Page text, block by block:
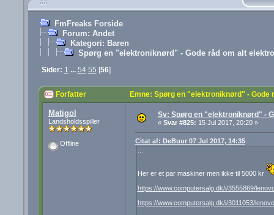
FmFreaks Forside
Forum: Andet
Kategori: Baren
Spørg en "elektroniknørd" - Gode råd om alt
Sider: 1 ... 54 55 [56]
Forfatter Emne: Spørg en "elektroniknørd" -
Matigol
Landsholdsspiller
Offline
Sv: Spørg en "elektroniknørd" -
« Svar #825: 15 Jul 2017, 20:20 »
Citat af: DeBuur 07 Jul 2017, 14:35
Her er et par maskiner men ikke til 5000 kr
https://www.computersalg.dk/i/3555869/
https://www.computersalg.dk/i/3011053/